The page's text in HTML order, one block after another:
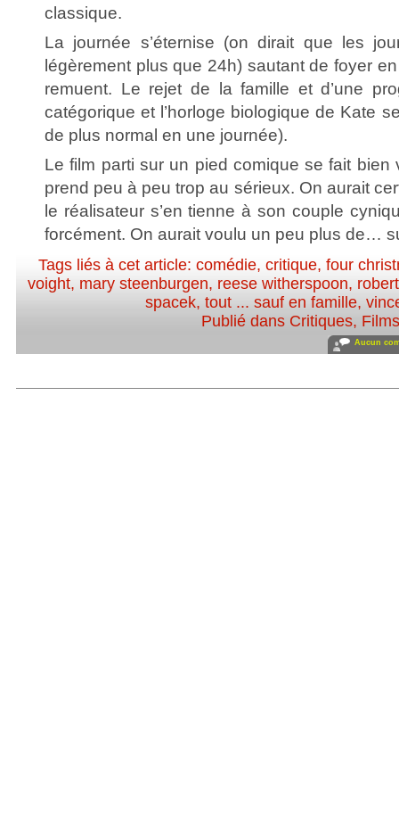
classique.
La journée s’éternise (on dirait que les
légèrement plus que 24h) sautant de foyer
remuent. Le rejet de la famille et d’une
catégorique et l’horloge biologique de Kate
de plus normal en une journée).
Le film parti sur un pied comique se fait bien
prend peu à peu trop au sérieux. On aurait
le réalisateur s’en tienne à son couple
forcément. On aurait voulu un peu plus de…
Tags liés à cet article:comédie,critique,four
voight, mary steenburgen, reese witherspoon,
spacek,tout ... sauf en famille,
Publié dans Critiques,
Aucun